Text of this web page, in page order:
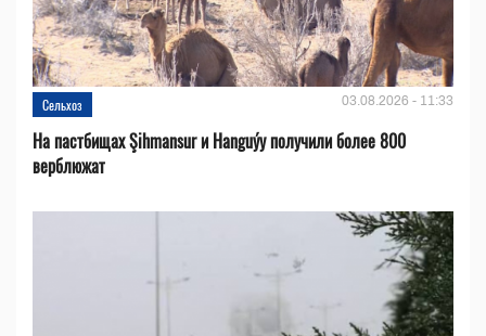
Сельхоз 03.08.2026 - 11:33
На пастбищах Şihmansur и Hanguýy получили более 800
верблюжат